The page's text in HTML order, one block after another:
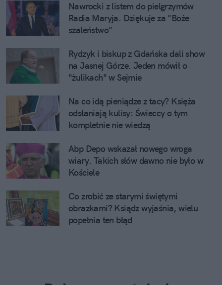
Nawrocki z listem do pielgrzymów
Radia Maryja. Dziękuje za "Boże
szaleństwo"
Rydzyk i biskup z Gdańska dali show
na Jasnej Górze. Jeden mówił o
"żulikach" w Sejmie
Na co idą pieniądze z tacy? Księża
odsłaniają kulisy: Świeccy o tym
kompletnie nie wiedzą
Abp Depo wskazał nowego wroga
wiary. Takich słów dawno nie było w
Kościele
Co zrobić ze starymi świętymi
obrazkami? Ksiądz wyjaśnia, wielu
popełnia ten błąd